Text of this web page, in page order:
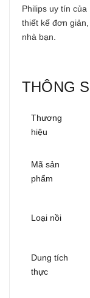
Philips uy tín
thiết kế đơn
nhà bạn.
THÔNG
Thương
hiệu
Mã sản
phẩm
Loại nồi
Dung tích
thực